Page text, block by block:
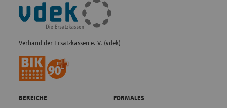
Fußleisten-
Navigation
Verband der Ersatzkassen e. V. (vdek)
BEREICHE FORMALES